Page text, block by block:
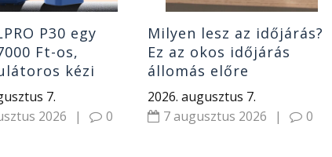
P30 egy
Ft-os,
kézi
öt fejjel
7.
2026
| 0
Milyen lesz az időjárás?
Ez az okos időjárás
állomás előre
megmondja, elég rá egy
pillantás
2026. augusztus 7.
7 augusztus 2026
| 0